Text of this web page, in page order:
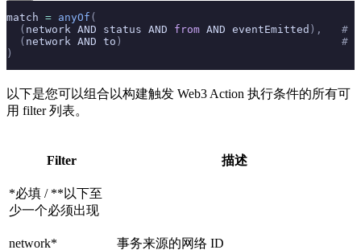
match = anyOf (
  (
network AND status AND from AND eventEmitted ),
#
  (
network AND to )
#
)
以下是您可以组合以构建触发 Web3 Action 执行条件的所有可
用 filter 列表。
Filter 描述
*必填 / **以下至
少一个必须出现
network* 事务来源的网络 ID